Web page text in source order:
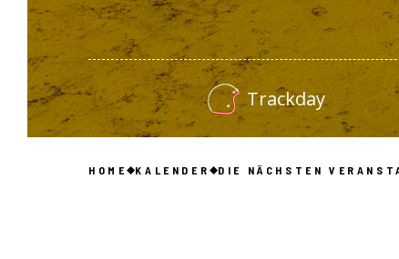
Trackday
HOME KALENDER DIE NÄCHSTEN